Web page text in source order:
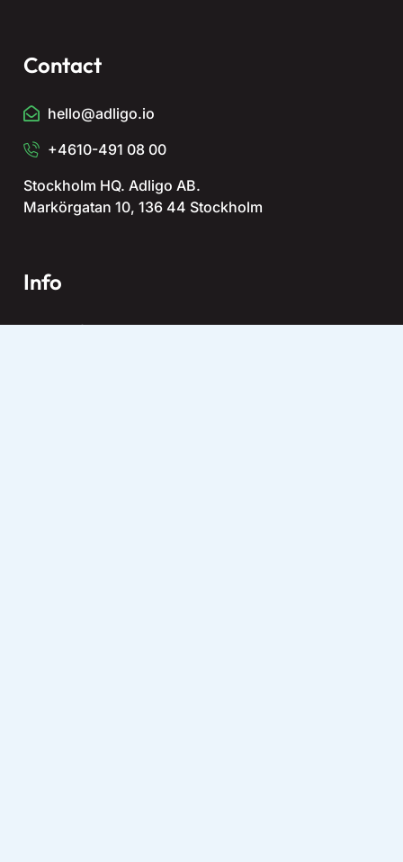
Contact
hello@adligo.io
+4610-491 08 00
Stockholm HQ. Adligo AB.
Markörgatan 10, 136 44 Stockholm
Info
Terms of Use